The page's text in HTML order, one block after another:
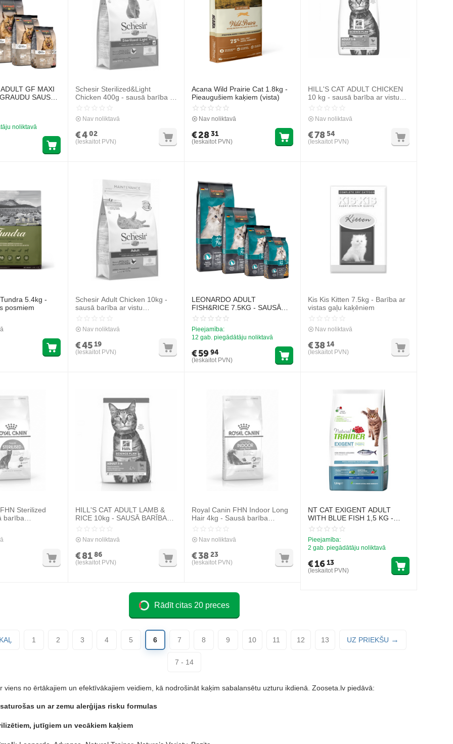
viens no ērtākajiem un efektīvākajiem veidiem, kā nodrošināt kaķim sabalansētu uzturu ikdienā. Zooseta.lv piedāvā:
un ar zemu alerģijas risku formulas
jutīgiem un vecākiem kaķiem
GF MAXI
SAUSĀ
ŠĶIRŅU
noliktavā
Schesir Sterilized&Light
Chicken 400g - sausā barība ar
Nav noliktavā
€402
(Ieskaitot PVN)
Acana Wild Prairie Cat 1.8kg -
Pieaugušiem kaķiem (vista)
Nav noliktavā
€2831
(Ieskaitot PVN)
HILL'S CAT ADULT CHICKEN
10 kg - sausā barība ar vistu
Nav noliktavā
€7854
(Ieskaitot PVN)
5.4kg -
posmiem
Schesir Adult Chicken 10kg -
sausā barība ar vistu
Nav noliktavā
€4519
(Ieskaitot PVN)
LEONARDO ADULT
FISH&RICE 7.5KG - SAUSĀ
BARĪBA KAĶIEM AR LASI
Pieejamība:
12 gab. piegādātāju noliktavā
€5994
(Ieskaitot PVN)
Kis Kis Kitten 7.5kg - Barība ar
vistas gaļu kaķēniem
Nav noliktavā
€3814
(Ieskaitot PVN)
Sterilized
barība
HILL'S CAT ADULT LAMB &
RICE 10kg - SAUSĀ BARĪBA
Nav noliktavā
€8186
(Ieskaitot PVN)
Royal Canin FHN Indoor Long
Hair 4kg - Sausā barība
Nav noliktavā
€3823
(Ieskaitot PVN)
NT CAT EXIGENT ADULT
WITH BLUE FISH 1,5 KG -
pilnvērtīga sausā barība ar
lufāru pieaugušiem kaķiem
Pieejamība:
2 gab. piegādātāju noliktavā
€1613
(Ieskaitot PVN)
Rādīt citas 20 preces
1 2 3 4 5 6 7 8 9 10 11 12 13 UZ PRIEKŠU
7 - 14